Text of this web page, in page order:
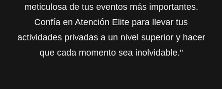
meticulosa de tus eventos más importantes.
Confía en Atención Elite para llevar tus
actividades privadas a un nivel superior y hacer
que cada momento sea inolvidable."